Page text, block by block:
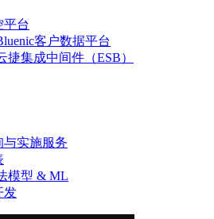
平台
客户数据平台
捷集成中间件（ESB）
与实施服务
模型 & ML
发